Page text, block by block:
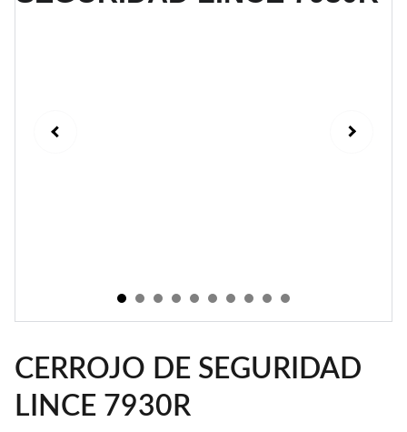
CERROJO DE SEGURIDAD
LINCE 7930R